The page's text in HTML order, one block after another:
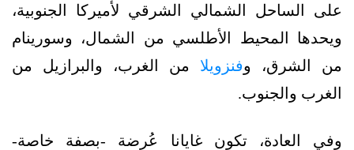
على الساحل الشمالي الشرقي لأميركا الجنوبية،
ويحدها المحيط الأطلسي من الشمال، وسورينام
من الشرق، وفنزويلا من الغرب، والبرازيل من
الغرب والجنوب.
وفي العادة، تكون غايانا عُرضة -بصفة خاصة-